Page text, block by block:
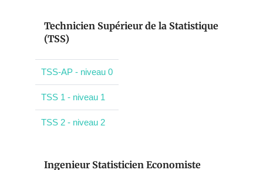
Technicien Supérieur de la Statistique
(TSS)
TSS-AP - niveau 0
TSS 1 - niveau 1
TSS 2 - niveau 2
Ingenieur Statisticien Economiste